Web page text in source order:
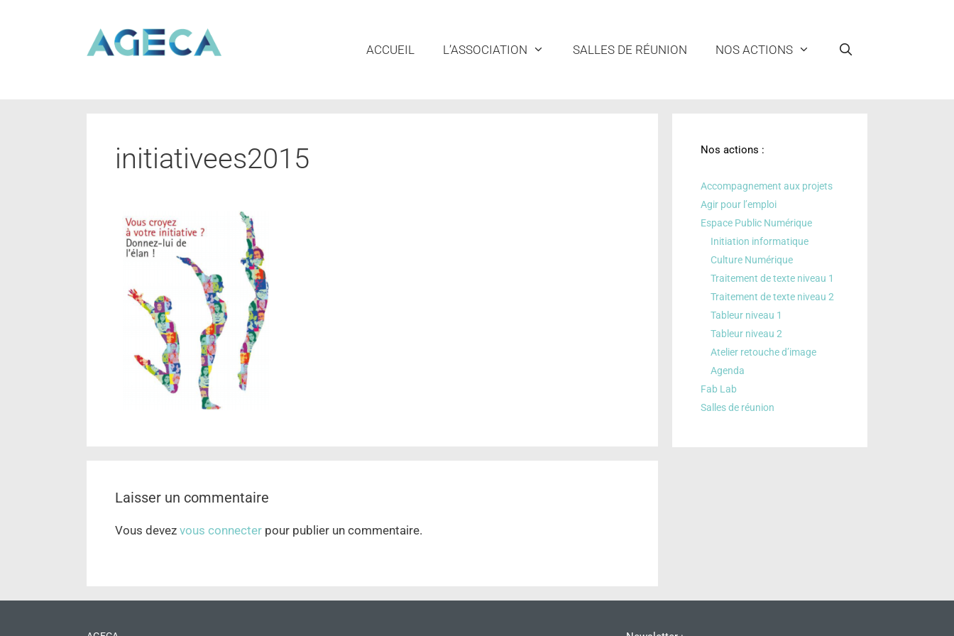
ACCUEIL L’ASSOCIATION SALLES DE RÉUNION NOS ACTIONS
initiativees2015
Laisser un commentaire
Vous devez vous connecter pour publier un commentaire.
Nos actions :
Accompagnement aux projets
Agir pour l’emploi
Espace Public Numérique
Initiation informatique
Culture Numérique
Traitement de texte niveau 1
Traitement de texte niveau 2
Tableur niveau 1
Tableur niveau 2
Atelier retouche d’image
Agenda
Fab Lab
Salles de réunion